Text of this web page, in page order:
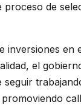
proceso de
inversiones en
el
seguir